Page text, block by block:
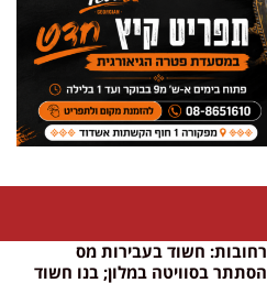
רחובות: חשוד בעבירות מס
הסתתר בסוויטה במלון; בנו חשוד